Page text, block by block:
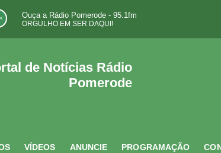
Ouça a Rádio Pomerode - 95.1fm
ORGULHO EM SER DAQUI!
de Notícias Rádio
Pomerode
VÍDEOS ANUNCIE PROGRAMAÇÃO